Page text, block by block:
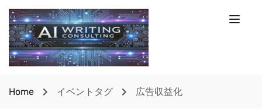
Home イベントタグ 広告収益化